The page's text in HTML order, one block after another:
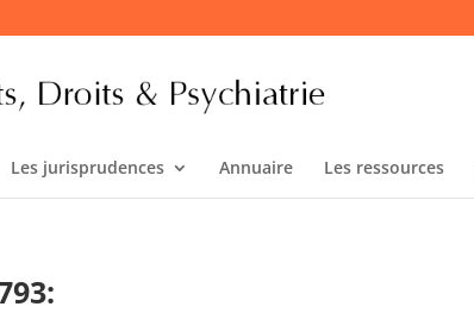
Les jurisprudences Annuaire Les ressources